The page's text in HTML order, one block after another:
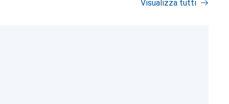
Visualizza tutti